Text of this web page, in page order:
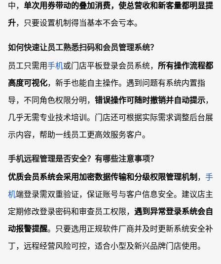
中， 单次用券带动的叠加消费，使总营收和新客量都明显提
升，只要设置机制得当基本不会亏本。
如何快速让员工熟悉扫码和会员管理系统？
员工只需用手机或门店平板登录会员系统， 所有操作流程都
高度可视化，新手也能自主操作。遇到问题有系统内置指
导，不同角色权限分明， 错误操作可随时撤销并自动提示，
几乎无需专业技术培训。门店还可根据实际需求调整后台展
示内容，帮助一线员工更高效服务客户。
手机远程管理是否安全？有哪些注意事项？
优质会员系统会采用加密数据传输和分级权限管理机制 ， 手
机端登录需双重验证，保证账号与客户信息安全。建议店主
定期修改登录密码和审查员工权限， 遇到异常登录系统会自
动报警提醒。只要选用正规软件厂商并及时更新系统安全补
丁，远程经营风险可控，适合小型及新兴品牌门店使用。